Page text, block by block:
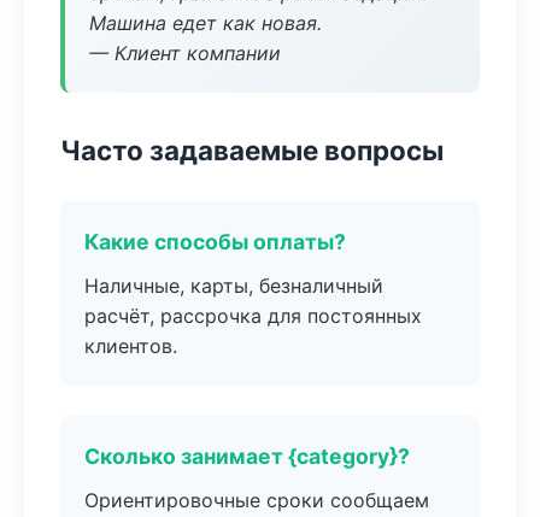
Машина едет как новая.
— Клиент компании
Часто задаваемые вопросы
Какие способы оплаты?
Наличные, карты, безналичный
расчёт, рассрочка для постоянных
клиентов.
Сколько занимает {category}?
Ориентировочные сроки сообщаем